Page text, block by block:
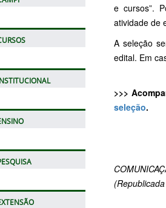
e cursos”.
atividade de
A seleção
edital. Em
>>>
seleção.